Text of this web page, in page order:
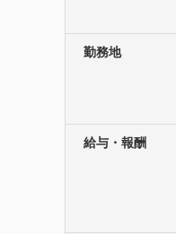
勤務地
給与・報酬